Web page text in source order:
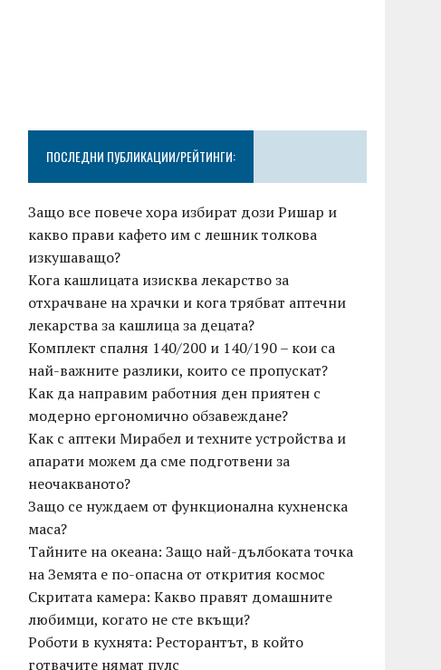
ПОСЛЕДНИ ПУБЛИКАЦИИ/РЕЙТИНГИ:
Защо все повече хора избират дози Ришар и
какво прави кафето им с лешник толкова
изкушаващо?
Кога кашлицата изисква лекарство за
отхрачване на храчки и кога трябват аптечни
лекарства за кашлица за децата?
Комплект спалня 140/200 и 140/190 – кои са
най-важните разлики, които се пропускат?
Как да направим работния ден приятен с
модерно ергономично обзавеждане?
Как с аптеки Мирабел и техните устройства и
апарати можем да сме подготвени за
неочакваното?
Защо се нуждаем от функционална кухненска
маса?
Тайните на океана: Защо най-дълбоката точка
на Земята е по-опасна от открития космос
Скритата камера: Какво правят домашните
любимци, когато не сте вкъщи?
Роботи в кухнята: Ресторантът, в който
готвачите нямат пулс